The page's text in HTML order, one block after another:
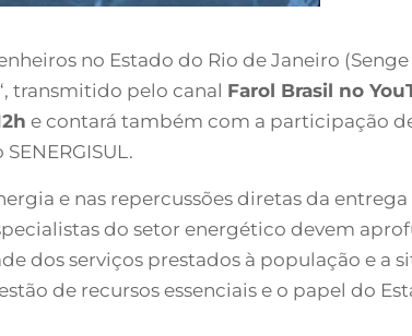
no Estado do Rio de Janeiro (Senge
transmitido pelo canal Farol Brasil no
e contará também com a participação
e nas repercussões diretas da
do setor energético devem
dos serviços prestados à população e a
de recursos essenciais e o papel do